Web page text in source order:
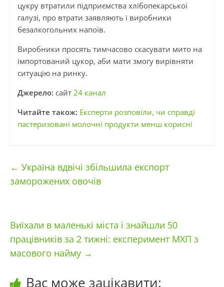
цукру втратили підприємства хлібопекарської
галузі, про втрати заявляють і виробники
безалкогольних напоїв.
Виробники просять тимчасово скасувати мито на
імпортований цукор, аби мати змогу вирівняти
ситуацію на ринку.
Джерело: сайт 24 канал
Читайте також: Експерти розповіли, чи справді
пастеризовані молочні продукти менш корисні
← Україна вдвічі збільшила експорт
заморожених овочів
Виїхали в маленькі міста і знайшли 50
працівників за 2 тижні: експеримент МХП з
масового найму →
Вас може зацікавити: